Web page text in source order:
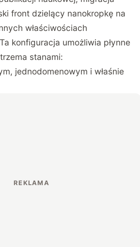
front dzielący nanokropkę na
właściwościach
konfiguracja umożliwia płynne
stanami:
jednodomenowym i właśnie